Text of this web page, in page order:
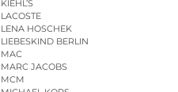
KIEHL’S
LACOSTE
LENA HOSCHEK
LIEBESKIND BERLIN
MAC
MARC JACOBS
MCM